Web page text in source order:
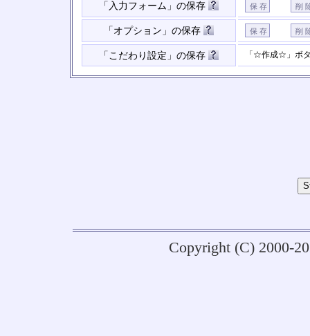
「入力フォーム」の保存
「オプション」の保存
「こだわり設定」の保存 「☆作成☆」ボ
Copyright (C) 2000-